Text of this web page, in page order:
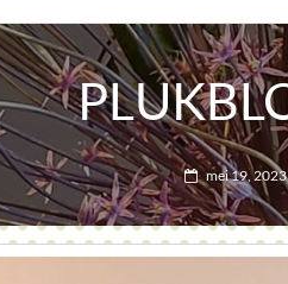
mei 19, 2023